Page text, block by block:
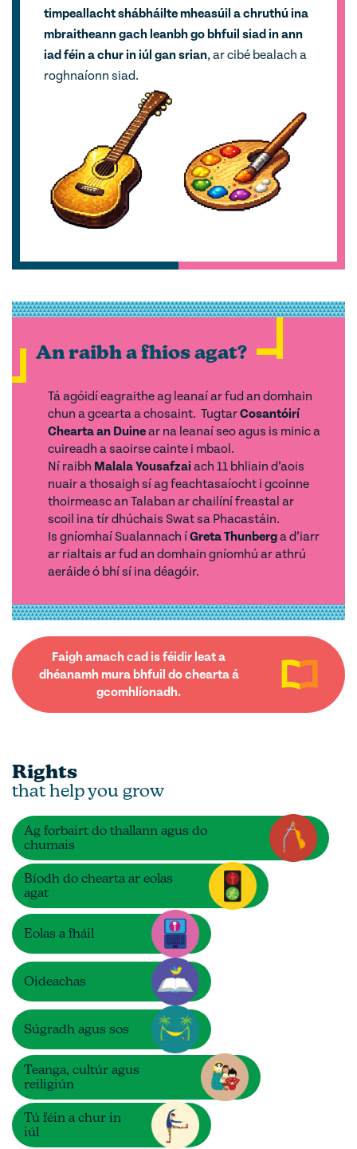
timpeallacht shábháilte mheasúil a chruthú ina
mbraitheann gach leanbh go bhfuil siad in ann
iad féin a chur in iúl gan srian, ar cibé bealach a
roghnaíonn siad.
An raibh a fhios agat?
Tá agóidí eagraithe ag leanaí ar fud an domhain
chun a gcearta a chosaint. TugtarCosantóirí
Chearta an Duinear na leanaí seo agus is minic a
cuireadh a saoirse cainte i mbaol.
Ní raibh Malala Yousafzaiach 11 bhliain d’aois
nuair a thosaigh sí ag feachtasaíocht i gcoinne
thoirmeasc an Talaban ar chailíní freastal ar
scoil ina tír dhúchais Swat sa Phacastáin.
Is gníomhaí Sualannach íGreta Thunberga d’iarr
ar rialtais ar fud an domhain gníomhú ar athrú
aeráide ó bhí sí ina déagóir.
Faigh amach cad is féidir leat a
dhéanamh mura bhfuil do chearta á
gcomhlíonadh.
Rights
that help you grow
Ag forbairt do thallann agus do
chumais
Bíodh do chearta ar eolas
agat
Eolas a fháil
Oideachas
Súgradh agus sos
Teanga, cultúr agus
reiligiún
Tú féin a chur in
iúl